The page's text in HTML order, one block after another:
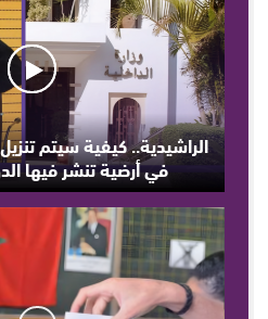
الراشيدية.. كيفية سيتم
في أرضية تنشر فيها